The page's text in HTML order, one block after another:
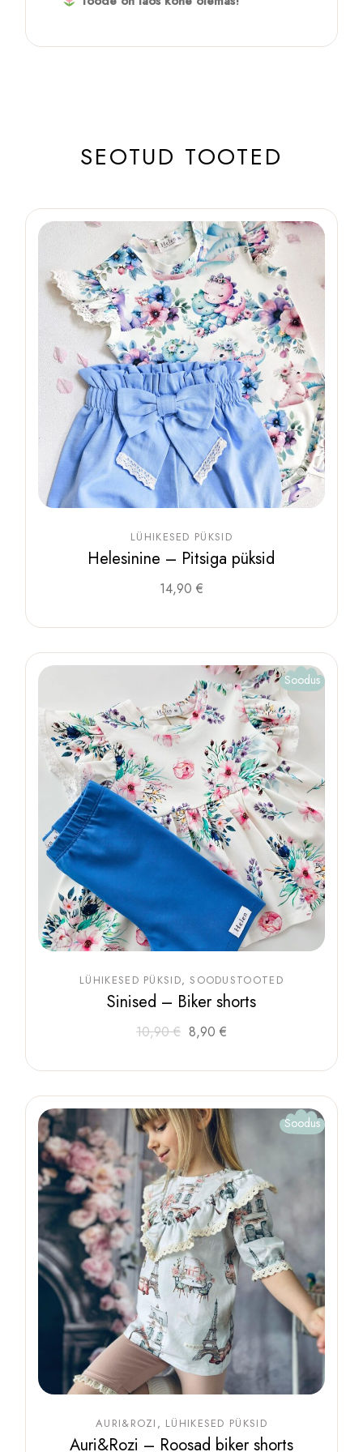
SEOTUD TOOTED
LÜHIKESED PÜKSID
Helesinine – Pitsiga püksid
14,90 €
Sellel
tootel
mitu
Valikuid
teha
tootelehel. Soodus
LÜHIKESED PÜKSID SOODUSTOOTED
Sinised – Biker shorts
10,90€
Algne
hind
10,90 €.
8,90 €
Praegune
hind
8,90 €.
Sellel
tootel
mitu
Valikuid
teha
tootelehel. Soodus
AURI&ROZI LÜHIKESED PÜKSID
Auri&Rozi – Roosad biker shorts